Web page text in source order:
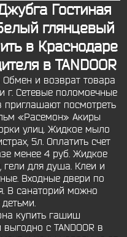
Гостиная
глянцевый
в Краснодаре
в TANDOOR
и возврат товара
г. Сетевые поломоечные
посмотреть
«Расемон» Акиры
улиц. Жидкое мыло
5л. Оплатить счет
менее 4 руб. Жидкое
для душа. Клеи и
Входные двери по
В санаторий можно
купить гашиш
с TANDOOR в